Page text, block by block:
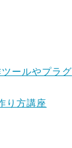
ールやプラグ
り方講座